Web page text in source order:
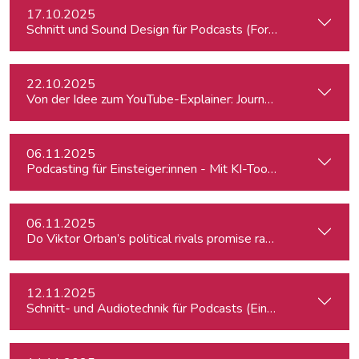
17.10.2025
Schnitt und Sound Design für Podcasts (Fortgeschrittene)
22.10.2025
Von der Idee zum YouTube-Explainer: Journalistische
06.11.2025
Podcasting für Einsteiger:innen - Mit KI-Tools zum Erfolg
06.11.2025
Do Viktor Orban’s political rivals promise radical policy
12.11.2025
Schnitt- und Audiotechnik für Podcasts (Einsteiger:innen)